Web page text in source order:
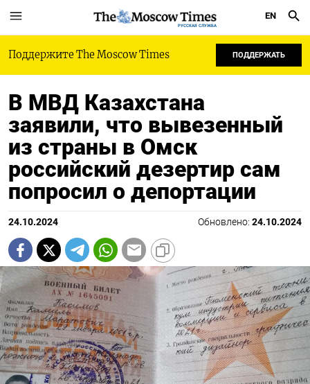
РУССКАЯ СЛУЖБА
EN
Поддержите The Moscow Times ПОДДЕРЖАТЬ
В МВД Казахстана
заявили, что вывезенный
из страны в Омск
российский дезертир сам
попросил о депортации
24.10.2024 Обновлено: 24.10.2024